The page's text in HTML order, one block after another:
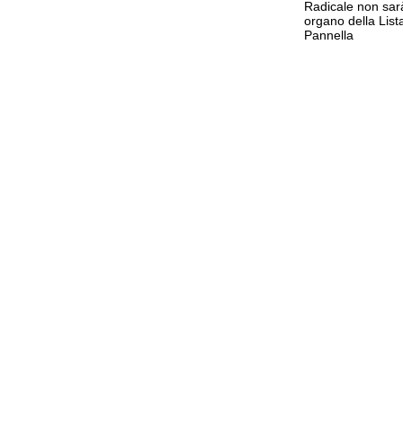
Radicale non
organo della
Pannella